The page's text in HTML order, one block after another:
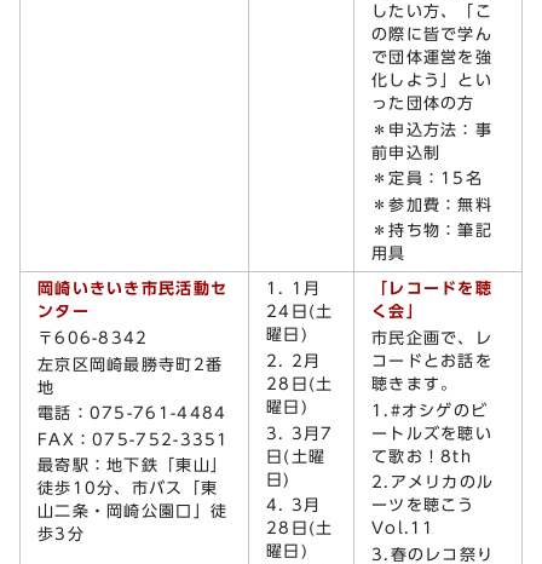
したい方、「こ
の際に皆で学ん
で団体運営を強
化しよう」とい
った団体の方
＊申込方法：事
前申込制
＊定員：15名
＊参加費：無料
＊持ち物：筆記
用具
岡崎いきいき市民活動セ
ンター
〒606-8342
左京区岡崎最勝寺町2番
地
電話：075-761-4484
FAX：075-752-3351
最寄駅：地下鉄「東山」
徒歩10分、市バス「東
山二条・岡崎公園口」徒
歩3分
1. 1月
24日(土
曜日)
2. 2月
28日(土
曜日)
3. 3月7
日(土曜
日)
4. 3月
28日(土
曜日)
「レコードを聴
く会」
市民企画で、レ
コードとお話を
聴きます。
1.#オシゲのビ
ートルズを聴い
て歌お！8th
2.アメリカのル
ーツを聴こう
Vol.11
3.春のレコ祭り